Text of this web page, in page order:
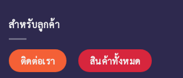
แล้ว
มา
ช้อป
สำหรับลูกค้า
ติดต่อเรา สินค้าทั้งหมด